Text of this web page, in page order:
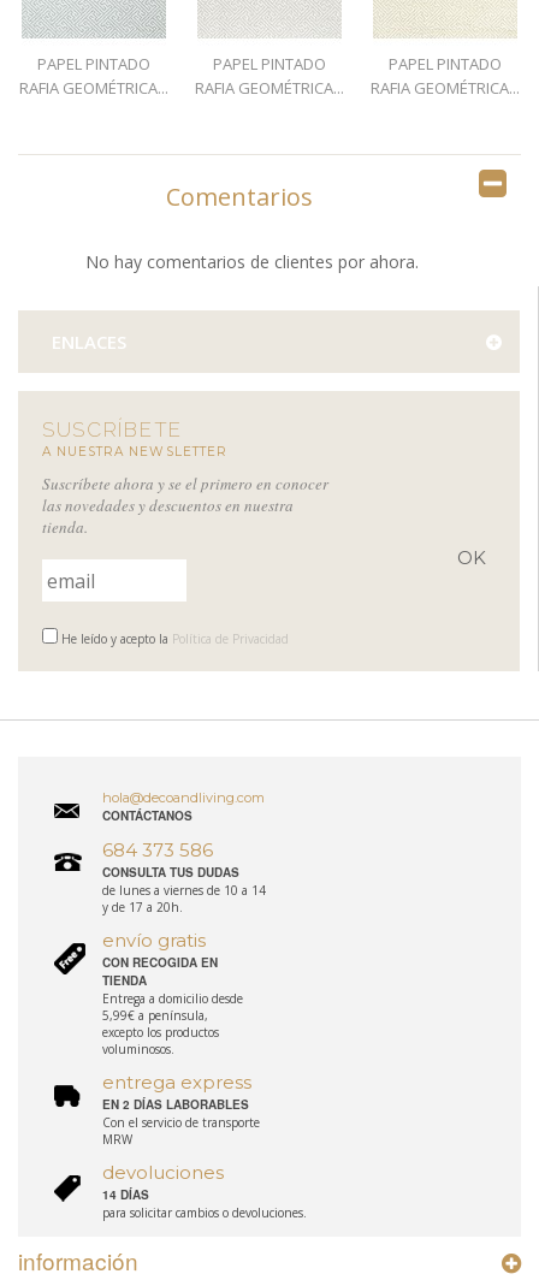
PAPEL PINTADO
RAFIA GEOMÉTRICA...
PAPEL PINTADO
RAFIA GEOMÉTRICA...
PAPEL PINTADO
RAFIA GEOMÉTRICA...
Comentarios
No hay comentarios de clientes por ahora.
ENLACES
SUSCRÍBETE
A NUESTRA NEWSLETTER
Suscríbete ahora y se el primero en conocer
las novedades y descuentos en nuestra
tienda.
He leído y acepto la Política de Privacidad
hola@decoandliving.com
CONTÁCTANOS
684 373 586
CONSULTA TUS DUDAS
de lunes a viernes de 10 a 14
y de 17 a 20h.
envío gratis
CON RECOGIDA EN
TIENDA
Entrega a domicilio desde
5,99€ a península,
excepto los productos
voluminosos.
entrega express
EN 2 DÍAS LABORABLES
Con el servicio de transporte
MRW
devoluciones
14 DÍAS
para solicitar cambios o devoluciones.
información